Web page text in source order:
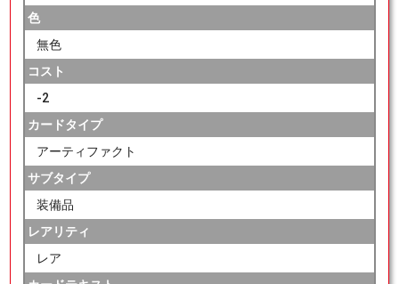
色
無色
コスト
-2
カードタイプ
アーティファクト
サブタイプ
装備品
レアリティ
レア